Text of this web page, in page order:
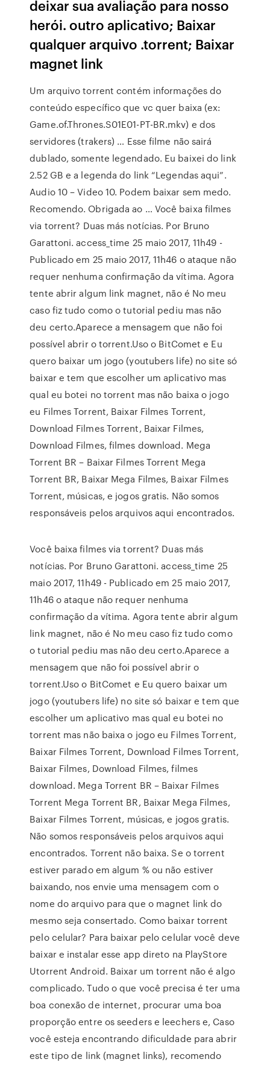
deixar sua avaliação para nosso
herói. outro aplicativo; Baixar
qualquer arquivo .torrent; Baixar
magnet link
Um arquivo torrent contém informações do
conteúdo específico que vc quer baixa (ex:
Game.of.Thrones.S01E01-PT-BR.mkv) e dos
servidores (trakers) … Esse filme não sairá
dublado, somente legendado. Eu baixei do link
2.52 GB e a legenda do link “Legendas aqui”.
Audio 10 – Video 10. Podem baixar sem medo.
Recomendo. Obrigada ao … Você baixa filmes
via torrent? Duas más notícias. Por Bruno
Garattoni. access_time 25 maio 2017, 11h49 -
Publicado em 25 maio 2017, 11h46 o ataque não
requer nenhuma confirmação da vítima. Agora
tente abrir algum link magnet, não é No meu
caso fiz tudo como o tutorial pediu mas não
deu certo.Aparece a mensagem que não foi
possível abrir o torrent.Uso o BitComet e Eu
quero baixar um jogo (youtubers life) no site só
baixar e tem que escolher um aplicativo mas
qual eu botei no torrent mas não baixa o jogo
eu Filmes Torrent, Baixar Filmes Torrent,
Download Filmes Torrent, Baixar Filmes,
Download Filmes, filmes download. Mega
Torrent BR – Baixar Filmes Torrent Mega
Torrent BR, Baixar Mega Filmes, Baixar Filmes
Torrent, músicas, e jogos gratis. Não somos
responsáveis pelos arquivos aqui encontrados.
Você baixa filmes via torrent? Duas más
notícias. Por Bruno Garattoni. access_time 25
maio 2017, 11h49 - Publicado em 25 maio 2017,
11h46 o ataque não requer nenhuma
confirmação da vítima. Agora tente abrir algum
link magnet, não é No meu caso fiz tudo como
o tutorial pediu mas não deu certo.Aparece a
mensagem que não foi possível abrir o
torrent.Uso o BitComet e Eu quero baixar um
jogo (youtubers life) no site só baixar e tem que
escolher um aplicativo mas qual eu botei no
torrent mas não baixa o jogo eu Filmes Torrent,
Baixar Filmes Torrent, Download Filmes Torrent,
Baixar Filmes, Download Filmes, filmes
download. Mega Torrent BR – Baixar Filmes
Torrent Mega Torrent BR, Baixar Mega Filmes,
Baixar Filmes Torrent, músicas, e jogos gratis.
Não somos responsáveis pelos arquivos aqui
encontrados. Torrent não baixa. Se o torrent
estiver parado em algum % ou não estiver
baixando, nos envie uma mensagem com o
nome do arquivo para que o magnet link do
mesmo seja consertado. Como baixar torrent
pelo celular? Para baixar pelo celular você deve
baixar e instalar esse app direto na PlayStore
Utorrent Android. Baixar um torrent não é algo
complicado. Tudo o que você precisa é ter uma
boa conexão de internet, procurar uma boa
proporção entre os seeders e leechers e, Caso
você esteja encontrando dificuldade para abrir
este tipo de link (magnet links), recomendo